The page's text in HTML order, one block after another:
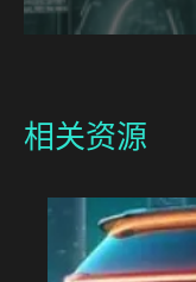
相关资源